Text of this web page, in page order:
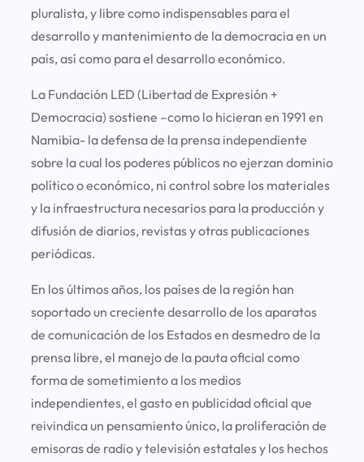
pluralista, y libre como indispensables para el
desarrollo y mantenimiento de la democracia en un
país, así como para el desarrollo económico.
La Fundación LED (Libertad de Expresión +
Democracia) sostiene –como lo hicieran en 1991 en
Namibia- la defensa de la prensa independiente
sobre la cual los poderes públicos no ejerzan dominio
político o económico, ni control sobre los materiales
y la infraestructura necesarios para la producción y
difusión de diarios, revistas y otras publicaciones
periódicas.
En los últimos años, los países de la región han
soportado un creciente desarrollo de los aparatos
de comunicación de los Estados en desmedro de la
prensa libre, el manejo de la pauta oficial como
forma de sometimiento a los medios
independientes, el gasto en publicidad oficial que
reivindica un pensamiento único, la proliferación de
emisoras de radio y televisión estatales y los hechos